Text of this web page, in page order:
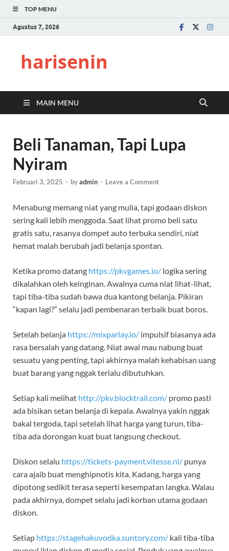
TOP MENU
Agustus 7, 2026
harisenin
MAIN MENU
Beli Tanaman, Tapi Lupa
Nyiram
Februari 3, 2025 - byadmin - Leave a Comment
Menabung memang niat yang mulia, tapi godaan diskon
sering kali lebih menggoda. Saat lihat promo beli satu
gratis satu, rasanya dompet auto terbuka sendiri, niat
hemat malah berubah jadi belanja spontan.
Ketika promo datang https://pkvgames.io/ logika sering
dikalahkan oleh keinginan. Awalnya cuma niat lihat-lihat,
tapi tiba-tiba sudah bawa dua kantong belanja. Pikiran
“kapan lagi?” selalu jadi pembenaran terbaik buat boros.
Setelah belanja https://mixparlay.io/ impulsif biasanya ada
rasa bersalah yang datang. Niat awal mau nabung buat
sesuatu yang penting, tapi akhirnya malah kehabisan uang
buat barang yang nggak terlalu dibutuhkan.
Setiap kali melihat http://pkv.blocktrail.com/ promo pasti
ada bisikan setan belanja di kepala. Awalnya yakin nggak
bakal tergoda, tapi setelah lihat harga yang turun, tiba-
tiba ada dorongan kuat buat langsung checkout.
Diskon selalu https://tickets-payment.vitesse.nl/ punya
cara ajaib buat menghipnotis kita. Kadang, harga yang
dipotong sedikit terasa seperti kesempatan langka. Walau
pada akhirnya, dompet selalu jadi korban utama godaan
diskon.
Setiap https://stagehakuvodka.suntory.com/ kali tiba-tiba